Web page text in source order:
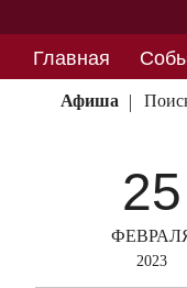
Главная
Партнерство
Афиша
25
2023